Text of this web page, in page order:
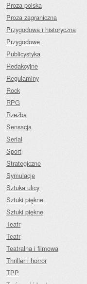
Proza polska
Proza zagraniczna
Przygodowa i historyczna
Przygodowe
Publicystyka
Redakcyjne
Regulaminy
Rock
RPG
Rzeźba
Sensacja
Serial
Sport
Strategiczne
Symulacje
Sztuka ulicy
Sztuki piękne
Sztuki piękne
Teatr
Teatr
Teatralna i filmowa
Thriller i horror
TPP